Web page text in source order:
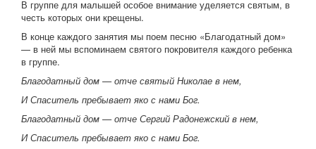
В группе для малышей особое внимание уделяется святым, в
честь которых они крещены.
В конце каждого занятия мы поем песню «Благодатный дом»
— в ней мы вспоминаем святого покровителя каждого ребенка
в группе.
Благодатный дом — отче святый Николае в нем,
И Спаситель пребывает яко с нами Бог.
Благодатный дом — отче Сергий Радонежский в нем,
И Спаситель пребывает яко с нами Бог.